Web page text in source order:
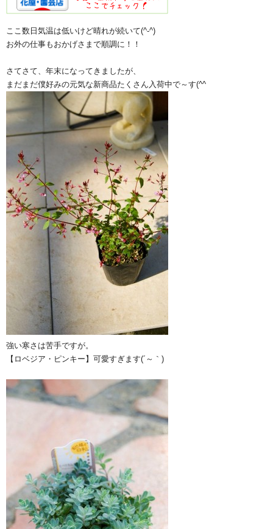
ここ数日気温は低いけど晴れが続いて(^-^)
お外の仕事もおかげさまで順調に！！
さてさて、年末になってきましたが、
まだまだ僕好みの元気な新商品たくさん入荷中で～す(^^ゞ
強い寒さは苦手ですが。
【ロベジア・ピンキー】可愛すぎます(´～｀)